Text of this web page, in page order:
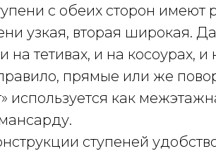
с обеих сторон имеют
узкая, вторая широкая.
тетивах, и на косоурах, и
прямые или же
используется как
ступеней